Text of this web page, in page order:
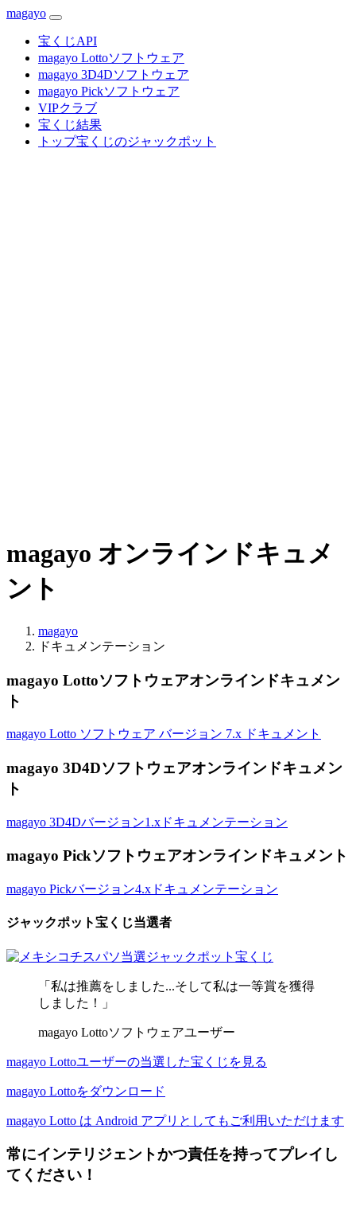
magayo
宝くじAPI
magayo Lottoソフトウェア
magayo 3D4Dソフトウェア
magayo Pickソフトウェア
VIPクラブ
宝くじ結果
トップ宝くじのジャックポット
magayo オンラインドキュメ
ント
magayo
ドキュメンテーション
magayo Lottoソフトウェアオンラインドキュメン
ト
magayo Lotto ソフトウェア バージョン 7.x ドキュメント
magayo 3D4Dソフトウェアオンラインドキュメン
ト
magayo 3D4Dバージョン1.xドキュメンテーション
magayo Pickソフトウェアオンラインドキュメント
magayo Pickバージョン4.xドキュメンテーション
ジャックポット宝くじ当選者
「私は推薦をしました...そして私は一等賞を獲得
しました！」
magayo Lottoソフトウェアユーザー
magayo Lottoユーザーの当選した宝くじを見る
magayo Lottoをダウンロード
magayo Lotto は Android アプリとしてもご利用いただけます
常にインテリジェントかつ責任を持ってプレイし
てください！